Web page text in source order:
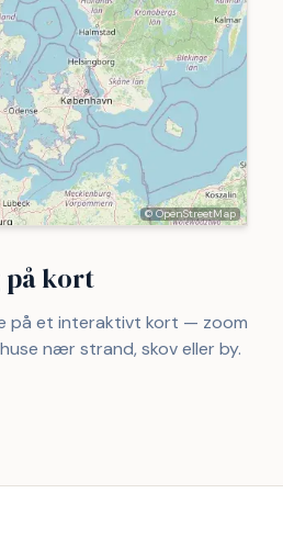
© OpenStreetMap
på kort
på et interaktivt kort — zoom
nær strand, skov eller by.